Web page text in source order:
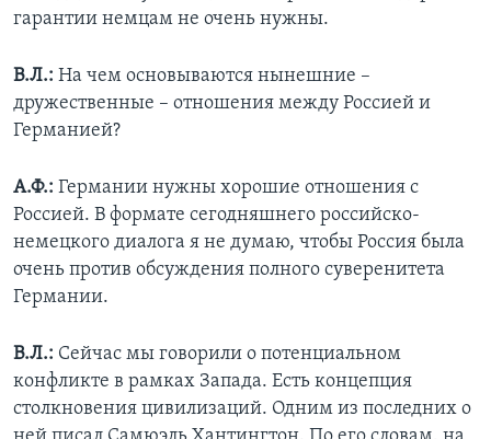
гарантии немцам не очень нужны.
В.Л.: На чем основываются нынешние –
дружественные – отношения между Россией и
Германией?
А.Ф.: Германии нужны хорошие отношения с
Россией. В формате сегодняшнего российско-
немецкого диалога я не думаю, чтобы Россия была
очень против обсуждения полного суверенитета
Германии.
В.Л.: Сейчас мы говорили о потенциальном
конфликте в рамках Запада. Есть концепция
столкновения цивилизаций. Одним из последних о